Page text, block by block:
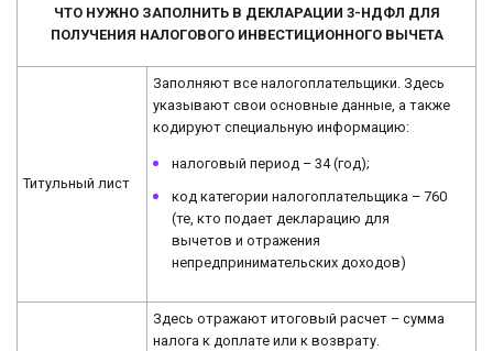
ЧТО НУЖНО ЗАПОЛНИТЬ В ДЕКЛАРАЦИИ 3-НДФЛ ДЛЯ
ПОЛУЧЕНИЯ НАЛОГОВОГО ИНВЕСТИЦИОННОГО ВЫЧЕТА
Титульный лист
Заполняют все налогоплательщики. Здесь
указывают свои основные данные, а также
кодируют специальную информацию:
налоговый период – 34 (год);
код категории налогоплательщика – 760
(те, кто подает декларацию для
вычетов и отражения
непредпринимательских доходов)
Здесь отражают итоговый расчет – сумма
налога к доплате или к возврату.